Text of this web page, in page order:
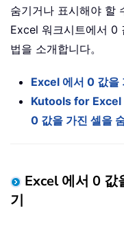
숨기거나 표시해야 할
Excel 워크시트에서 0
법을 소개합니다。
Excel 에서 0 값을
Kutools for Excel
0 값을 가진 셀을
Excel 에서 0 값
기